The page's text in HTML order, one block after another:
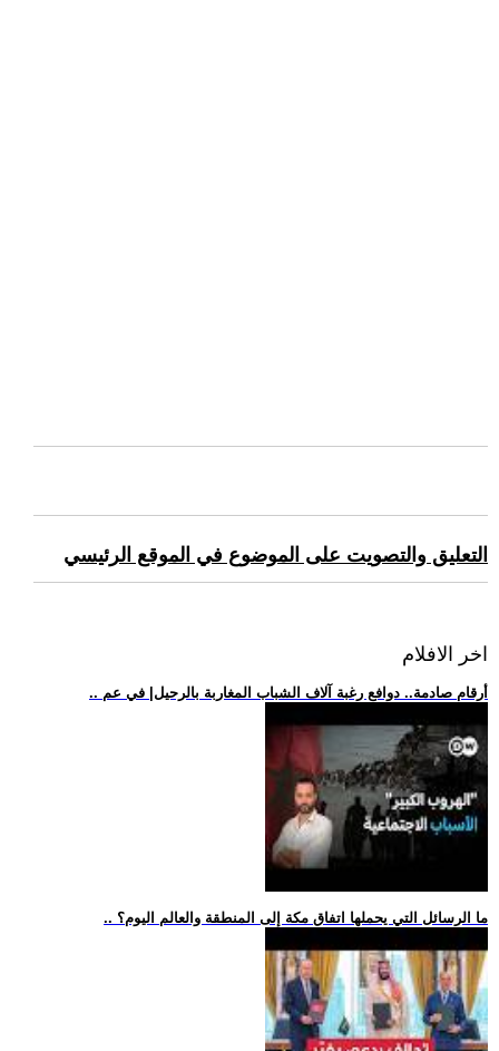
التعليق والتصويت على الموضوع في الموقع الرئيسي
اخر الافلام
.. أرقام صادمة.. دوافع رغبة آلاف الشباب المغاربة بالرحيل| في عم
.. ما الرسائل التي يحملها اتفاق مكة إلى المنطقة والعالم اليوم؟